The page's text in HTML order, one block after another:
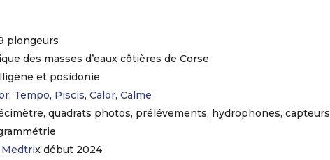
plongeurs
des masses d’eaux côtières de Corse
et posidonie
, Tempo, Piscis, Calor, Calme
quadrats photos, prélévements, hydrophones, capteurs
Medtrix début 2024